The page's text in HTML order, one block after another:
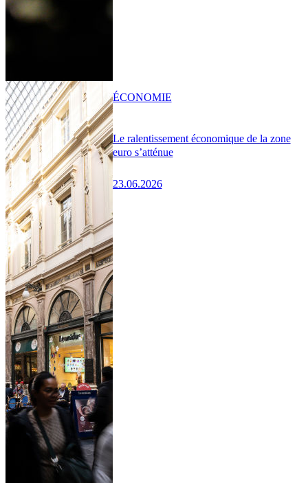
Le ralentissement économique de la zone
euro s’atténue
23.06.2026
ÉCONOMIE